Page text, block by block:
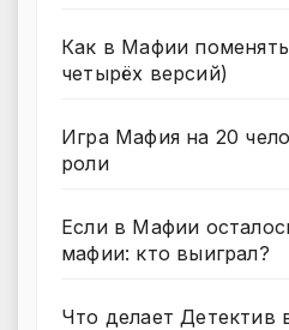
Как в Мафии
четырёх версий)
Игра Мафия на 20
роли
Если в Мафии
мафии: кто выиграл?
Что делает Детектив